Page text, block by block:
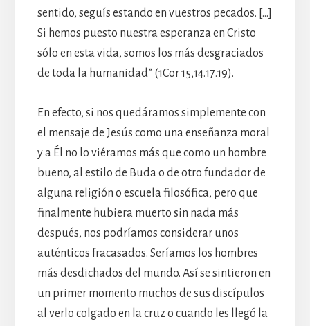
sentido, seguís estando en vuestros pecados. […]
Si hemos puesto nuestra esperanza en Cristo
sólo en esta vida, somos los más desgraciados
de toda la humanidad” (1Cor 15,14.17.19).
En efecto, si nos quedáramos simplemente con
el mensaje de Jesús como una enseñanza moral
y a Él no lo viéramos más que como un hombre
bueno, al estilo de Buda o de otro fundador de
alguna religión o escuela filosófica, pero que
finalmente hubiera muerto sin nada más
después, nos podríamos considerar unos
auténticos fracasados. Seríamos los hombres
más desdichados del mundo. Así se sintieron en
un primer momento muchos de sus discípulos
al verlo colgado en la cruz o cuando les llegó la